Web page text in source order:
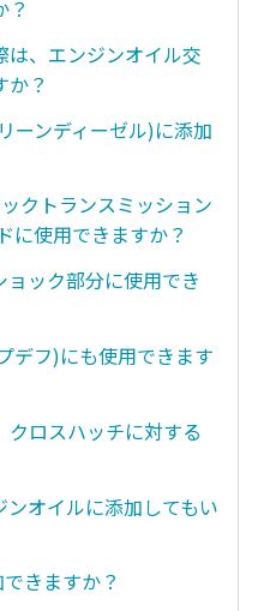
？
、エンジンオイル交
か？
ーンディーゼル)に添加
クトランスミッション
に使用できますか？
ック部分に使用でき
デフ)にも使用できます
ロスハッチに対する
オイルに添加してもい
きますか？